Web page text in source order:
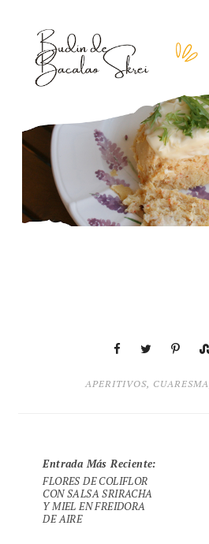
APERITIVOS, CUARESMA
Entrada Más Reciente:
FLORES DE COLIFLOR
CON SALSA SRIRACHA
Y MIEL EN FREIDORA
DE AIRE